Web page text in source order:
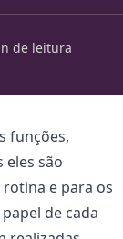
de leitura
funções,
eles são
e para os
de cada